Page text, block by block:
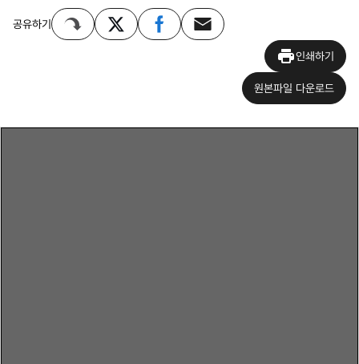
공유하기
인쇄하기
원본파일 다운로드